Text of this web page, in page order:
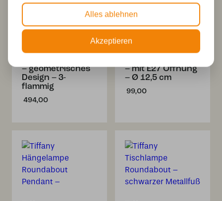
Roundabout Small
– geometrisches
Design – 3-
flammig
494,00
Loser Tiffany
Glasschirm
– mit E27 Öffnung
– Ø 12,5 cm
99,00
Alles ablehnen
Akzeptieren